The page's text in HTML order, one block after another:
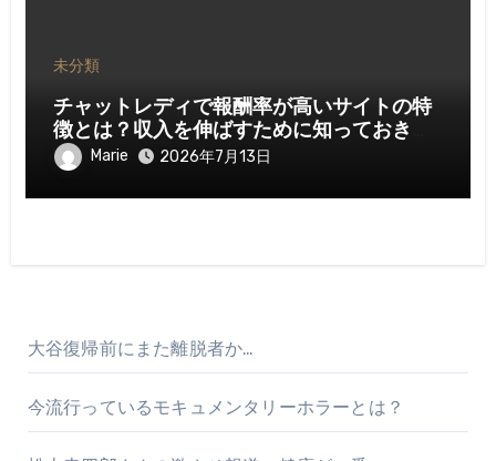
未分類
チャットレディで報酬率が高いサイトの特
徴とは？収入を伸ばすために知っておきた
いポイント
Marie 2026年7月13日
大谷復帰前にまた離脱者か…
今流行っているモキュメンタリーホラーとは？